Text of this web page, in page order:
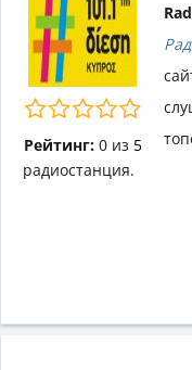
Рейтинг: 0из 5
радиостанция.